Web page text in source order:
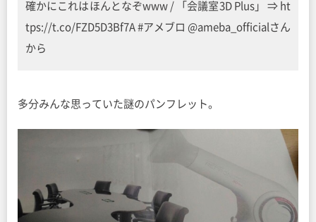
確かにこれはほんとなぞwww / 「会議室3D Plus」 ⇒ ht
tps://t.co/FZD5D3Bf7A #アメブロ @ameba_officialさん
から
多分みんな思っていた謎のパンフレット。